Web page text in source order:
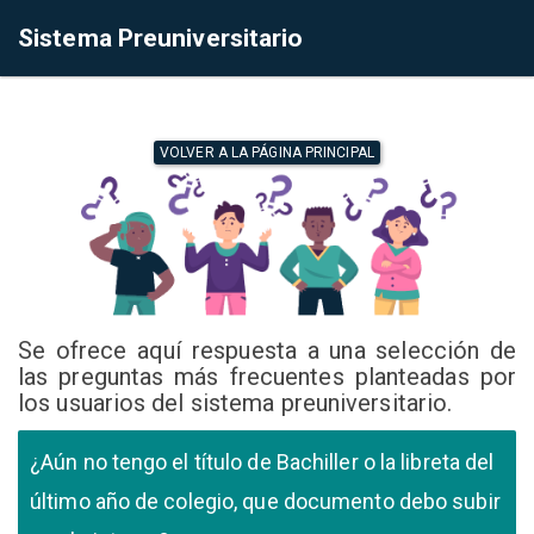
Sistema Preuniversitario
VOLVER A LA PÁGINA PRINCIPAL
Se ofrece aquí respuesta a una selección de
las preguntas más frecuentes planteadas por
los usuarios del sistema preuniversitario.
¿Aún no tengo el título de Bachiller o la libreta del
último año de colegio, que documento debo subir